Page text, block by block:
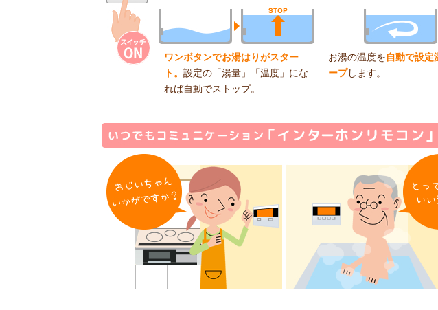
ワンボタンでお湯はりがスター
ト。 設定の「湯量」「温度」にな
れば自動でストップ。
お湯の温度を自動で設定
ープします。